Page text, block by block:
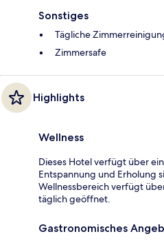
Sonstiges
Tägliche
Zimmersafe
Highlights
Wellness
Dieses Hotel verfügt über
Entspannung und Erholung
Wellnessbereich verfügt
täglich geöffnet.
Gastronomisches